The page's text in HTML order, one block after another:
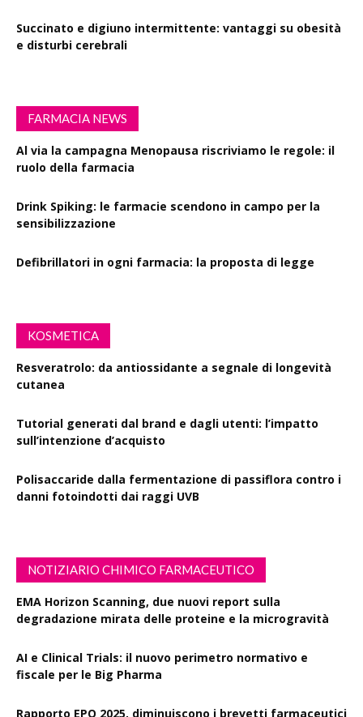
Succinato e digiuno intermittente: vantaggi su obesità
e disturbi cerebrali
FARMACIA NEWS
Al via la campagna Menopausa riscriviamo le regole: il
ruolo della farmacia
Drink Spiking: le farmacie scendono in campo per la
sensibilizzazione
Defibrillatori in ogni farmacia: la proposta di legge
KOSMETICA
Resveratrolo: da antiossidante a segnale di longevità
cutanea
Tutorial generati dal brand e dagli utenti: l’impatto
sull’intenzione d’acquisto
Polisaccaride dalla fermentazione di passiflora contro i
danni fotoindotti dai raggi UVB
NOTIZIARIO CHIMICO FARMACEUTICO
EMA Horizon Scanning, due nuovi report sulla
degradazione mirata delle proteine e la microgravità
AI e Clinical Trials: il nuovo perimetro normativo e
fiscale per le Big Pharma
Rapporto EPO 2025, diminuiscono i brevetti farmaceutici